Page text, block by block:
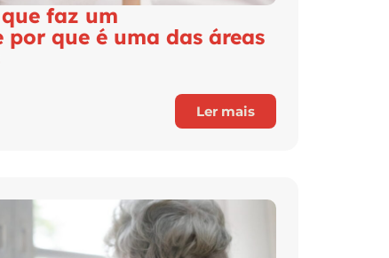
faz um
que é uma das áreas
Ler mais